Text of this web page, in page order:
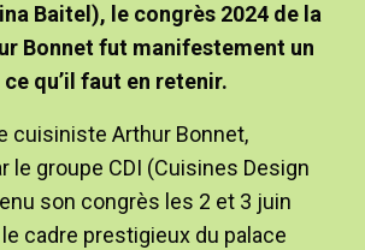
Baitel), le congrès 2024 de la
Bonnet fut manifestement un
qu’il faut en retenir.
cuisiniste Arthur Bonnet,
le groupe CDI (Cuisines Design
son congrès les 2 et 3 juin
cadre prestigieux du palace